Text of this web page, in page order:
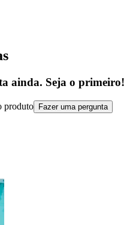
ainda. Seja o primeiro!
produto Fazer uma pergunta